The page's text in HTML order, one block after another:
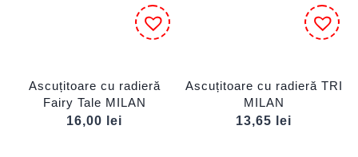
Ascuțitoare cu radieră
Fairy Tale MILAN
16,00
lei
Ascuțitoare cu radieră TRI
MILAN
13,65
lei